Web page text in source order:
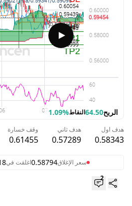
الربح64.50النقاط1.09%
هدف اول
0.58343
هدف ثاني
0.57289
وقف خسارة
0.61455
سعر الإغلاق0.58794اغلقت في
2